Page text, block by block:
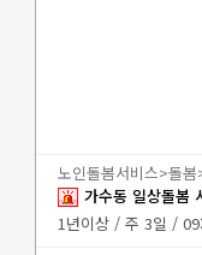
노인돌봄서비스>돌
가수동 일상돌봄 서비
1년이상 / 주 3일 /